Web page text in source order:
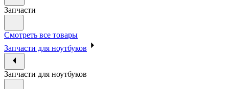
Запчасти
Смотреть все товары
Запчасти для ноутбуков
Запчасти для ноутбуков